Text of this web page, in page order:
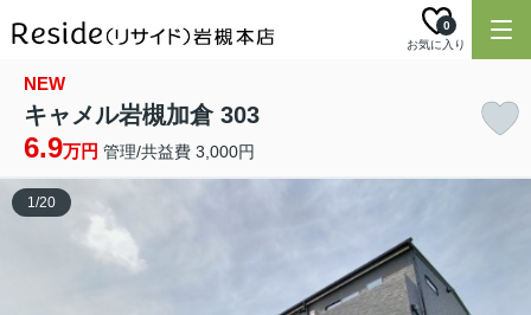
お気に入り
0
NEW
キャメル岩槻加倉 303
6.9万円 管理/共益費 3,000円
1/20